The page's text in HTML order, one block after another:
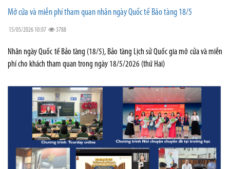
Mở cửa và miễn phí tham quan nhân ngày Quốc tế Bảo tàng 18/5
15/05/2026 10:07 3788
Nhân ngày Quốc tế Bảo tàng (18/5), Bảo tàng Lịch sử Quốc gia mở cửa và miễn
phí cho khách tham quan trong ngày 18/5/2026 (thứ Hai)